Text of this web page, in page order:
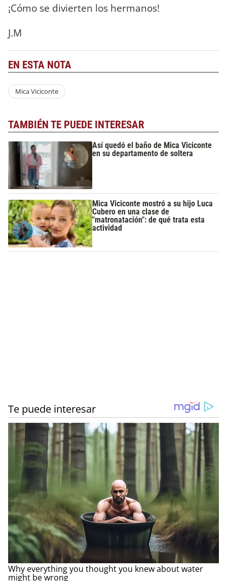
¡Cómo se divierten los hermanos!
J.M
EN ESTA NOTA
Mica Viciconte
TAMBIÉN TE PUEDE INTERESAR
Así quedó el baño de Mica Viciconte
en su departamento de soltera
Mica Viciconte mostró a su hijo Luca
Cubero en una clase de
"matronatación": de qué trata esta
actividad